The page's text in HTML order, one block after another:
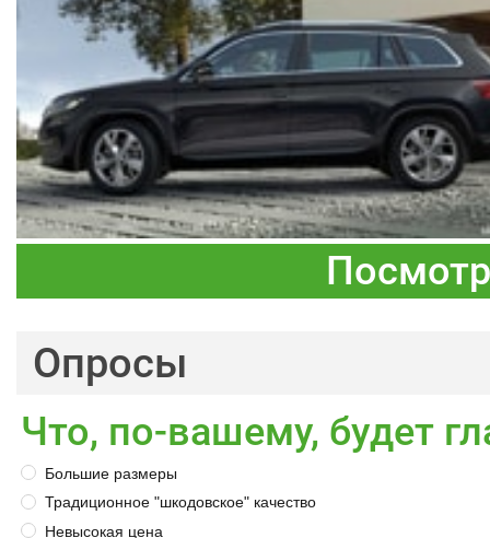
Опросы
Что, по-вашему, будет
Большие размеры
Традиционное "шкодовское" качество
Невысокая цена